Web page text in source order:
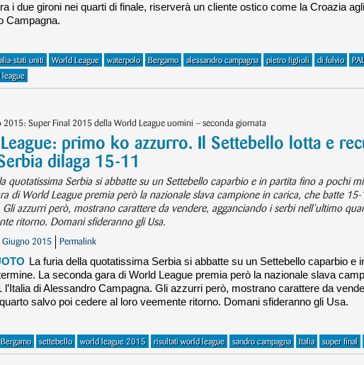
i due gironi nei quarti di finale, riserverà un cliente ostico come la Croazia
Campagna.
stati uniti World League waterpolo Bergamo alessandro campagna pietro figlioli di fulvio
league
2015: Super Final 2015 della World League uomini – seconda giornata
primo ko azzurro. Il Settebello lotta e
dilaga 15-11
quotatissima Serbia si abbatte su un Settebello caparbio e in partita fino a pochi
di World League premia però la nazionale slava campione in carica, che batte 15-
Gli azzurri però, mostrano carattere da vendere, agganciando i serbi nell’ultimo
ritorno. Domani sfideranno gli Usa.
Giugno 2015 Permalink
La furia della quotatissima Serbia si abbatte su un Settebello caparbio e
La seconda gara di World League premia però la nazionale slava
l’Italia di Alessandro Campagna. Gli azzurri però, mostrano carattere da
quarto salvo poi cedere al loro veemente ritorno. Domani sfideranno gli Usa.
Bergamo settebello world league 2015 risultati world league sandro campagna Italia super final